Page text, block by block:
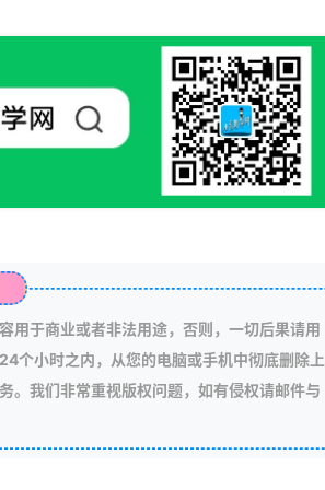
用于商业或者非法用途，否则，一切后果请用
个小时之内，从您的电脑或手机中彻底删除上
。我们非常重视版权问题，如有侵权请邮件与